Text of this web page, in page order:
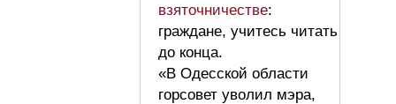
взяточничестве:
граждане, учитесь читать
до конца.
«В Одесской области
горсовет уволил мэра,